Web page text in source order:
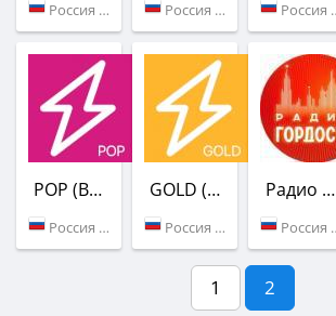
Россия (105.9 FM) Россия (107.2 FM) Россия (Калининград)
POP (Вольтаж FM)
Россия (Калининград)
GOLD (Вольтаж FM)
Россия (Калининград)
Радио Гордость
Россия (98.9 FM)
1 2